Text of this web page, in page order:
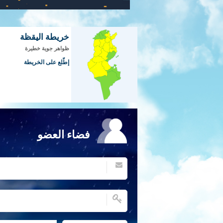
خريطة اليقظة
ظواهر جوية خطيرة
إطّلع على الخريطة
فضاء العضو